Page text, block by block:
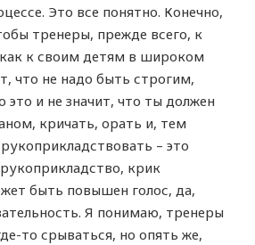
Это все понятно. Конечно,
тренеры, прежде всего, к
к своим детям в широком
что не надо быть строгим,
это и не значит, что ты должен
кричать, орать и, тем
– это
крик
быть повышен голос, да,
Я понимаю, тренеры
то срываться, но опять же,